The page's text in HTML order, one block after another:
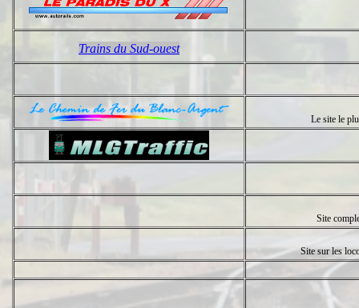
Trains du Sud-ouest
Le site le
Site
Site sur les